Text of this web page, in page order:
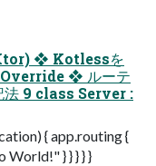
❖ Kotlessを
Override ❖ ルーテ
法 9 class Server :
{ app.routing {
} } } } }